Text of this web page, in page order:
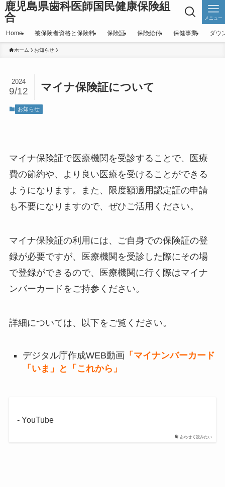
鹿児島県歯科医師国民健康保険組
合
メニュー
Home 被保険者資格と保険料 保険証 保険給付 保健事業 ダウ
ホーム お知らせ
マイナ保険証について
2024
9/12
お知らせ
マイナ保険証で医療機関を受診することで、医療
費の節約や、より良い医療を受けることができる
ようになります。また、限度額適用認定証の申請
も不要になりますので、ぜひご活用ください。
マイナ保険証の利用には、ご自身での保険証の登
録が必要ですが、医療機関を受診した際にその場
で登録ができるので、医療機関に行く際はマイナ
ンバーカードをご持参ください。
詳細については、以下をご覧ください。
デジタル庁作成WEB動画「マイナンバーカード
「いま」と「これから」
あわせて読みたい
- YouTube